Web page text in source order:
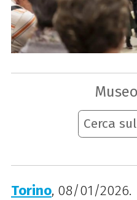
Cerca
Torino, 08/01/2026.